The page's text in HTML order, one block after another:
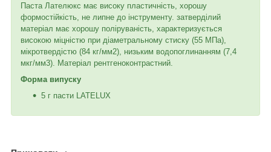
Паста Лателюкс має високу пластичність, хорошу
формостійкість, не липне до інструменту. затверділий
матеріал має хорошу поліруваність, характеризується
високою міцністю при діаметральному стиску (55 МПа),
мікротвердістю (84 кг/мм2), низьким водопоглинанням (7,4
мкг/мм3). Матеріал рентгеноконтрастний.
Форма випуску
5 г пасти LATELUX